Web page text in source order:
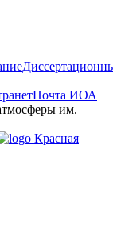
Почта ИОА
им.
Красная